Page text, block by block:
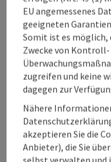
Bad Schallerbach
Paradiso
Herzlich willkommen
EurothermenResort
Hotel
EU angemessenes
geeigneten Garantien
Somit ist es möglich,
Zwecke von
zugreifen und keine
dagegen zur
Nähere
akzeptieren Sie die
Anbieter), die Sie
selbst verwalten und